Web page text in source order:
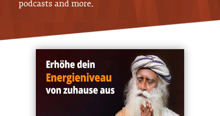
podcasts and more.